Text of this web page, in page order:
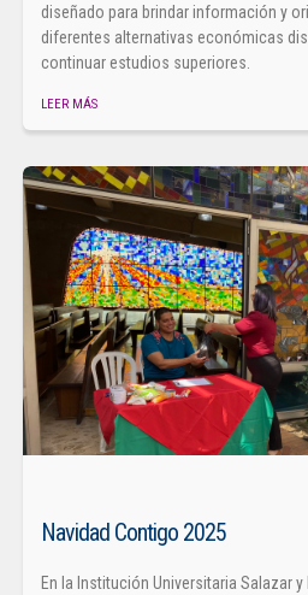
diseñado para brindar información y
diferentes alternativas económicas
continuar estudios superiores.
LEER MÁS
Navidad Contigo 2025
En la Institución Universitaria Salazar